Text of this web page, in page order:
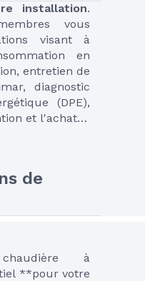
installation.
vous
visant à
en
entretien de
diagnostic
(DPE),
et l'achat…
de
à
**pour votre